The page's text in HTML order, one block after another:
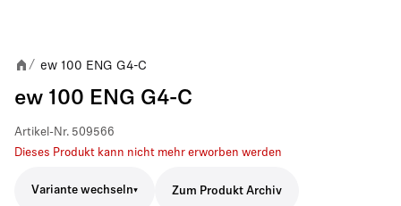
/ ew 100 ENG G4-C
ew 100 ENG G4-C
Artikel-Nr. 509566
Dieses Produkt kann nicht mehr erworben werden
Variante wechseln Zum Produkt Archiv